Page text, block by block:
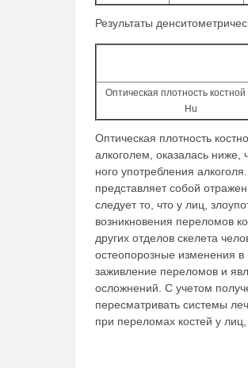
Результаты
Оптическая плотность костной
Нu
Оптическая плотность
алкоголем, оказалась ниже,
ного употребления
представляет собой
следует то, что у лиц,
возникновения пере­ломов
других отделов скелета
остеопорозные изменения в
заживление переломов и
осложнений. С учетом
пересматривать системы
при переломах костей у